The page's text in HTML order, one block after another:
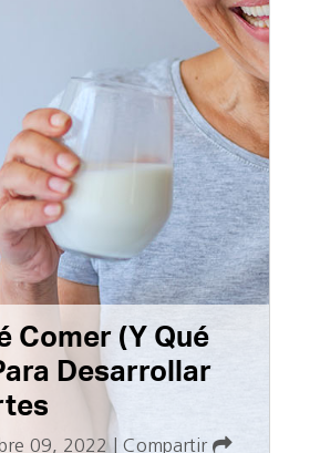
Comer (Y Qué
Desarrollar
09, 2022 Compartir